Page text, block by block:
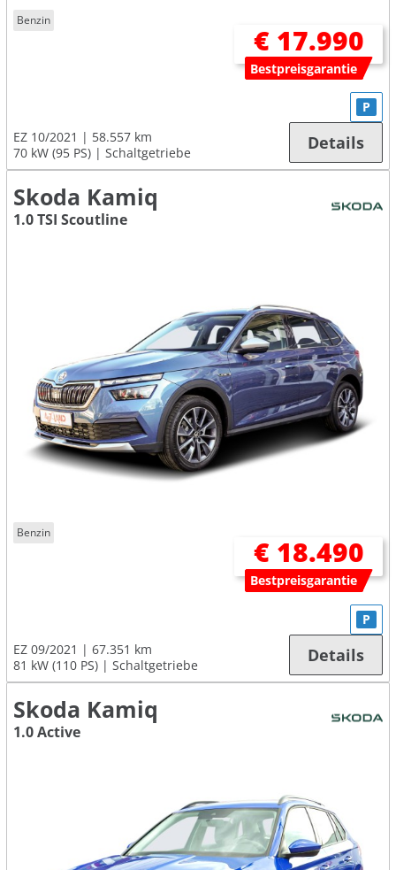
Benzin
€ 17.990
Bestpreisgarantie
EZ 10/2021
58.557 km
70 kW (95 PS)
Schaltgetriebe
P
Details
Skoda Kamiq
1.0 TSI Scoutline
Benzin
€ 18.490
Bestpreisgarantie
EZ 09/2021
67.351 km
81 kW (110 PS)
Schaltgetriebe
P
Details
Skoda Kamiq
1.0 Active